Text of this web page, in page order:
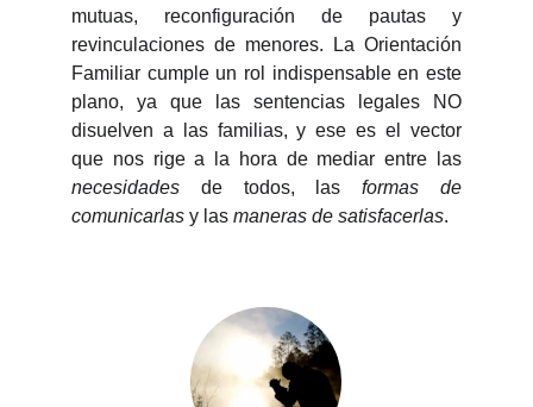
mutuas, reconfiguración de pautas y
revinculaciones de menores. La Orientación
Familiar cumple un rol indispensable en este
plano, ya que las sentencias legales NO
disuelven a las familias, y ese es el vector
que nos rige a la hora de mediar entre las
necesidades de todos, lasformas de
comunicarlas y las maneras de satisfacerlas.